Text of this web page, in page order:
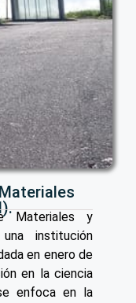
Materiales y
institución
en enero de
en la ciencia
enfoca en la